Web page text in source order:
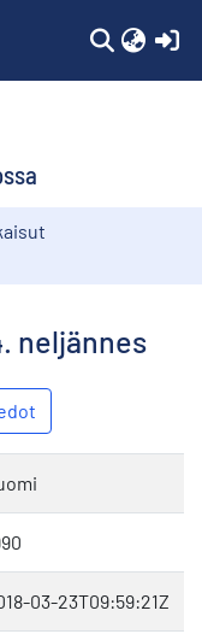
neljännes
03-23T09:59:21Z